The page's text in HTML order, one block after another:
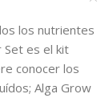
los nutrientes
Set es el kit
conocer los
Alga Grow